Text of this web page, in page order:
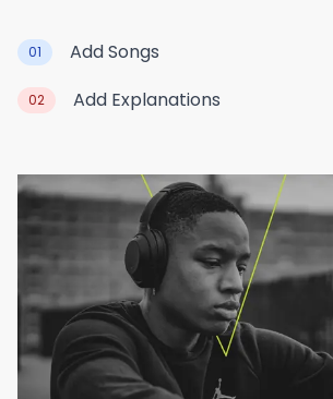
01 Add Songs
02 Add Explanations